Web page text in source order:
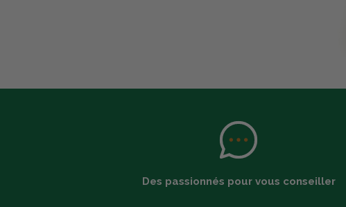
Des passionnés pour vous conseiller